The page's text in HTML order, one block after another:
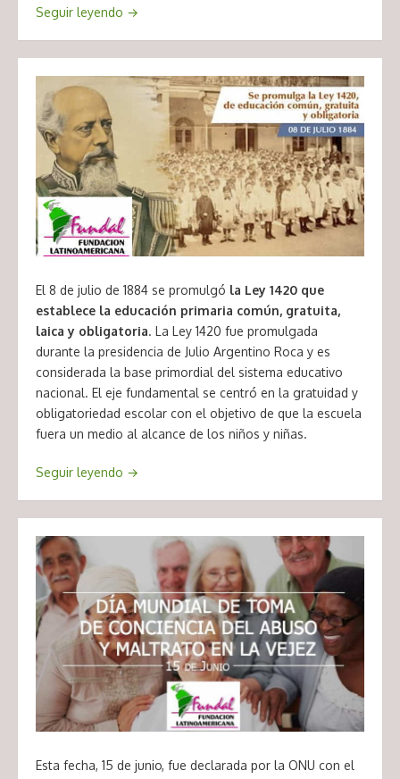
Seguir leyendo →
El 8 de julio de 1884 se promulgó la Ley 1420 que
establece la educación primaria común, gratuita,
laica y obligatoria. La Ley 1420 fue promulgada
durante la presidencia de Julio Argentino Roca y es
considerada la base primordial del sistema educativo
nacional. El eje fundamental se centró en la gratuidad y
obligatoriedad escolar con el objetivo de que la escuela
fuera un medio al alcance de los niños y niñas.
Seguir leyendo →
Esta fecha, 15 de junio, fue declarada por la ONU con el